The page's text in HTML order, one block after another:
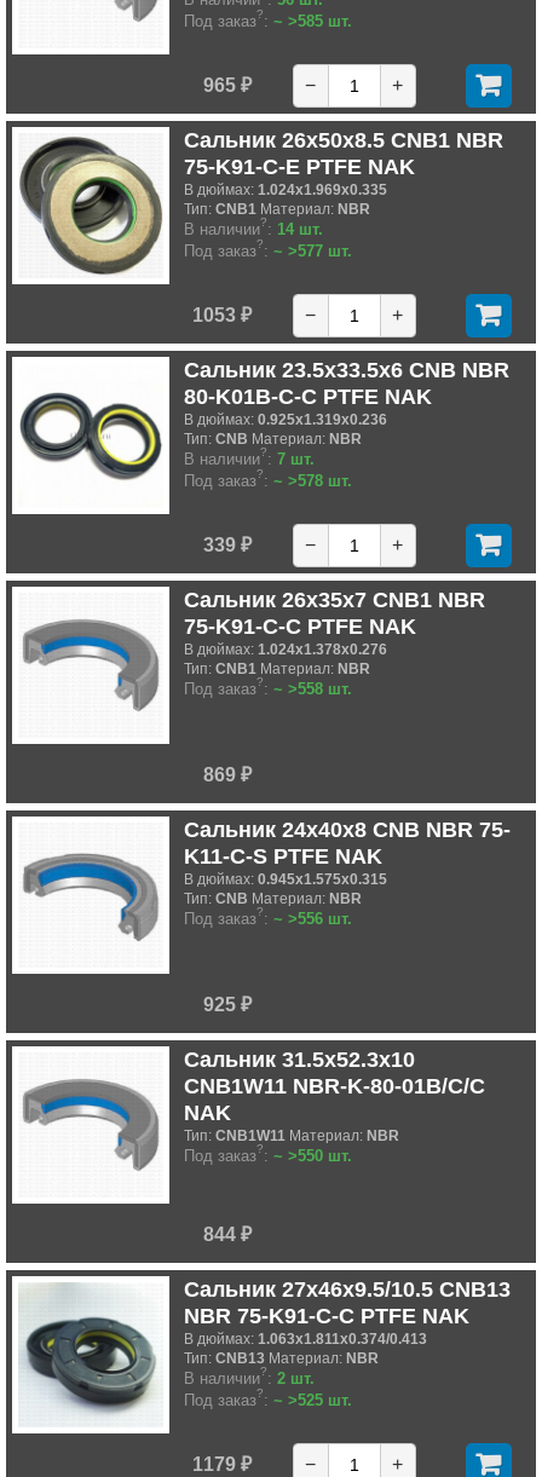
Под заказ?: ~ >585 шт.
965 ₽ − +
Сальник 26x50x8.5 CNB1 NBR
75-K91-C-E PTFE NAK
В дюймах: 1.024x1.969x0.335
Тип: CNB1 Материал: NBR
В наличии?: 14 шт.
Под заказ?: ~ >577 шт.
1053 ₽ − +
Сальник 23.5x33.5x6 CNB NBR
80-K01B-C-C PTFE NAK
В дюймах: 0.925x1.319x0.236
Тип: CNB Материал: NBR
В наличии?: 7 шт.
Под заказ?: ~ >578 шт.
339 ₽ − +
Сальник 26x35x7 CNB1 NBR
75-K91-C-C PTFE NAK
В дюймах: 1.024x1.378x0.276
Тип: CNB1 Материал: NBR
Под заказ?: ~ >558 шт.
869 ₽
Сальник 24x40x8 CNB NBR 75-
K11-C-S PTFE NAK
В дюймах: 0.945x1.575x0.315
Тип: CNB Материал: NBR
Под заказ?: ~ >556 шт.
925 ₽
Сальник 31.5x52.3x10
CNB1W11 NBR-K-80-01B/C/C
NAK
Тип: CNB1W11 Материал: NBR
Под заказ?: ~ >550 шт.
844 ₽
Сальник 27x46x9.5/10.5 CNB13
NBR 75-K91-C-C PTFE NAK
В дюймах: 1.063x1.811x0.374/0.413
Тип: CNB13 Материал: NBR
В наличии?: 2 шт.
Под заказ?: ~ >525 шт.
1179 ₽ − +